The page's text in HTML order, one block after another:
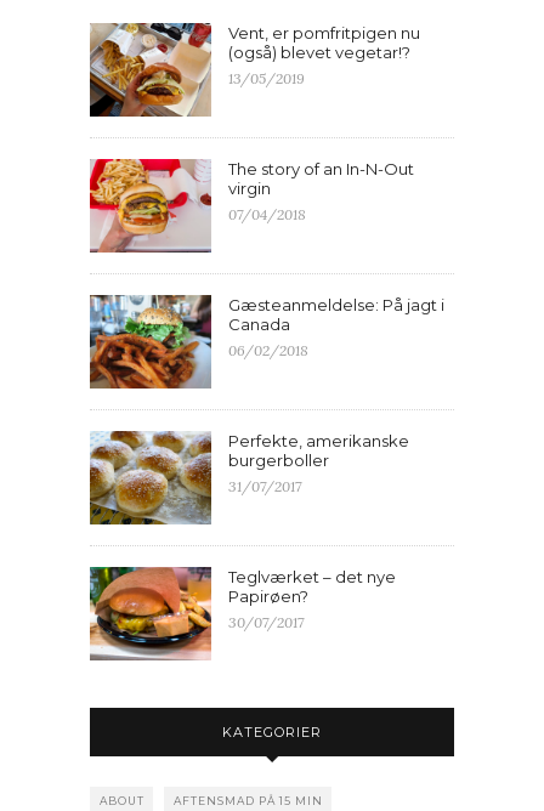
Vent, er pomfritpigen nu
(også) blevet vegetar!?
13/05/2019
The story of an In-N-Out
virgin
07/04/2018
Gæsteanmeldelse: På jagt i
Canada
06/02/2018
Perfekte, amerikanske
burgerboller
31/07/2017
Teglværket – det nye
Papirøen?
30/07/2017
KATEGORIER
ABOUT AFTENSMAD PÅ 15 MIN